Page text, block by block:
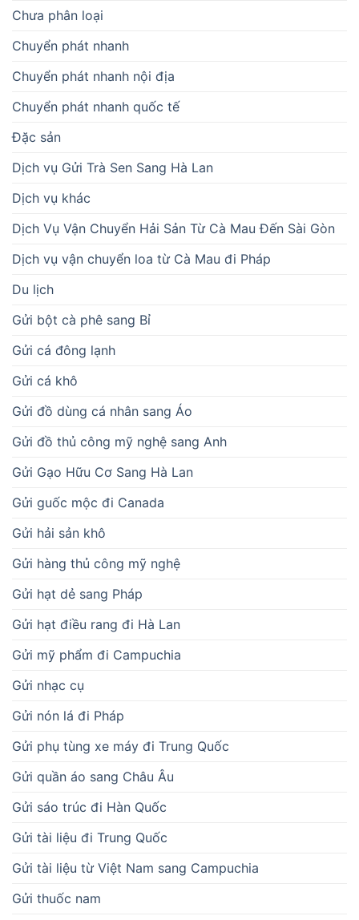
Chưa phân loại
Chuyển phát nhanh
Chuyển phát nhanh nội địa
Chuyển phát nhanh quốc tế
Đặc sản
Dịch vụ Gửi Trà Sen Sang Hà Lan
Dịch vụ khác
Dịch Vụ Vận Chuyển Hải Sản Từ Cà Mau Đến Sài Gòn
Dịch vụ vận chuyển loa từ Cà Mau đi Pháp
Du lịch
Gửi bột cà phê sang Bỉ
Gửi cá đông lạnh
Gửi cá khô
Gửi đồ dùng cá nhân sang Áo
Gửi đồ thủ công mỹ nghệ sang Anh
Gửi Gạo Hữu Cơ Sang Hà Lan
Gửi guốc mộc đi Canada
Gửi hải sản khô
Gửi hàng thủ công mỹ nghệ
Gửi hạt dẻ sang Pháp
Gửi hạt điều rang đi Hà Lan
Gửi mỹ phẩm đi Campuchia
Gửi nhạc cụ
Gửi nón lá đi Pháp
Gửi phụ tùng xe máy đi Trung Quốc
Gửi quần áo sang Châu Âu
Gửi sáo trúc đi Hàn Quốc
Gửi tài liệu đi Trung Quốc
Gửi tài liệu từ Việt Nam sang Campuchia
Gửi thuốc nam